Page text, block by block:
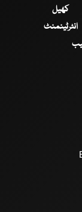
کھیل
انٹرٹینمنٹ